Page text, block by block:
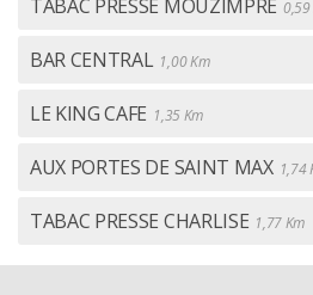
TABAC PRESSE MOUZIMPRE 0,59
BAR CENTRAL 1,00 Km
LE KING CAFE 1,35 Km
AUX PORTES DE SAINT MAX 1,74
TABAC PRESSE CHARLISE 1,77 Km